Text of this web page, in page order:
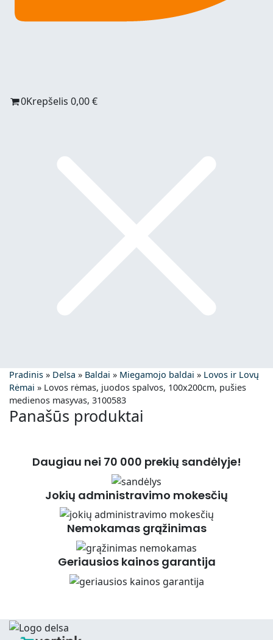
0Krepšelis0,00€
Pradinis » Delsa » Baldai » Miegamojo baldai » Lovos ir Lovų
Rėmai » Lovos rėmas, juodos spalvos, 100x200cm, pušies
medienos masyvas, 3100583
Panašūs produktai
Daugiau nei 70 000 prekių sandėlyje!
Jokių administravimo mokesčių
Nemokamas grąžinimas
Geriausios kainos garantija